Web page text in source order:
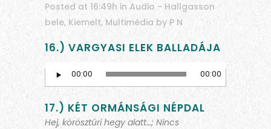
Posted at 16:49h in Audio - Hallgasson
bele, Kiemelt, Multimédia by P N
16.) VARGYASI ELEK BALLADÁJA
Player
00:00 00:00
17.) KÉT ORMÁNSÁGI NÉPDAL
Hej, körösztúri hegy alatt…; Nincs